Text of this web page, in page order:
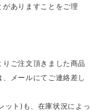
ありますことをご理
ご注文頂きました商品
メールにてご連絡差し
ット)も、在庫状況によっ